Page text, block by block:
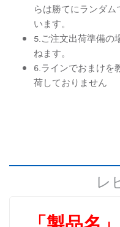
らは勝てにランダ
います。
5.ご注文出荷準備の
ねます。
6.ラインでおまけを
荷しておりません
レ